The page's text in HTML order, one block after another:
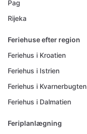
Pag
Rijeka
Feriehuse efter region
Feriehus i Kroatien
Feriehus i Istrien
Feriehus i Kvarnerbugten
Feriehus i Dalmatien
Feriplanlægning